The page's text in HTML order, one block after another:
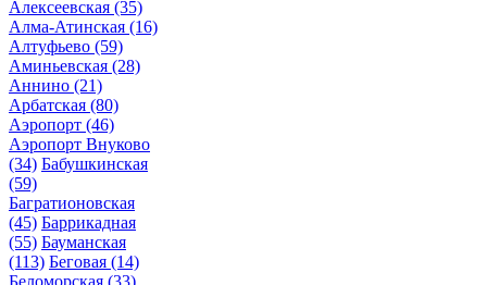
Алексеевская (35)
Алма-Атинская (16)
Алтуфьево (59)
Аминьевская (28)
Аннино (21)
Арбатская (80)
Аэропорт (46)
Аэропорт Внуково
(34) Бабушкинская
(59)
Багратионовская
(45) Баррикадная
(55) Бауманская
(113) Беговая (14)
Беломорская (33)